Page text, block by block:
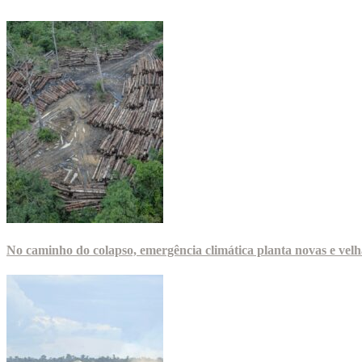
No caminho do colapso, emergência climática planta novas e